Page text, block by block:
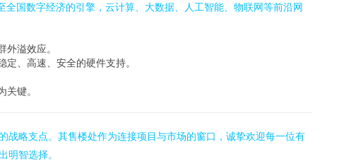
国数字经济的引擎，云计算、大数据、人工智能、物联网等前沿网
溢效应。
、高速、安全的硬件支持。
键。
略支点。其售楼处作为连接项目与市场的窗口，诚挚欢迎每一位有
明智选择。